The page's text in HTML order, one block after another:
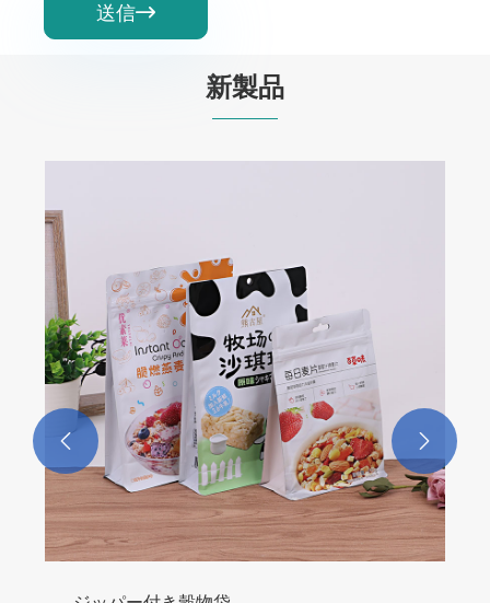
送信
新製品
もっと見る >>
 